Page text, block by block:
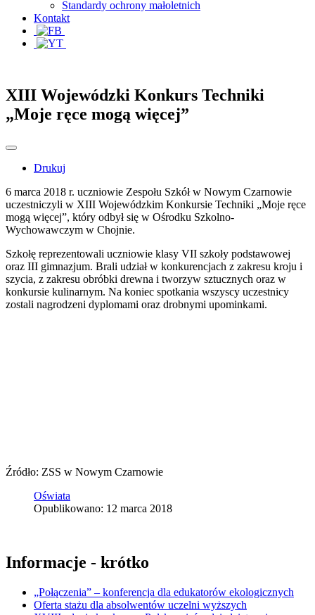
Standardy ochrony małoletnich
Kontakt
XIII Wojewódzki Konkurs Techniki
„Moje ręce mogą więcej”
Drukuj
6 marca 2018 r. uczniowie Zespołu Szkół w Nowym Czarnowie
uczestniczyli w XIII Wojewódzkim Konkursie Techniki „Moje ręce
mogą więcej”, który odbył się w Ośrodku Szkolno-
Wychowawczym w Chojnie.
Szkołę reprezentowali uczniowie klasy VII szkoły podstawowej
oraz III gimnazjum. Brali udział w konkurencjach z zakresu kroju i
szycia, z zakresu obróbki drewna i tworzyw sztucznych oraz w
konkursie kulinarnym. Na koniec spotkania wszyscy uczestnicy
zostali nagrodzeni dyplomami oraz drobnymi upominkami.
Źródło: ZSS w Nowym Czarnowie
Oświata
Opublikowano: 12 marca 2018
Informacje - krótko
„Połączenia” – konferencja dla edukatorów ekologicznych
Oferta stażu dla absolwentów uczelni wyższych